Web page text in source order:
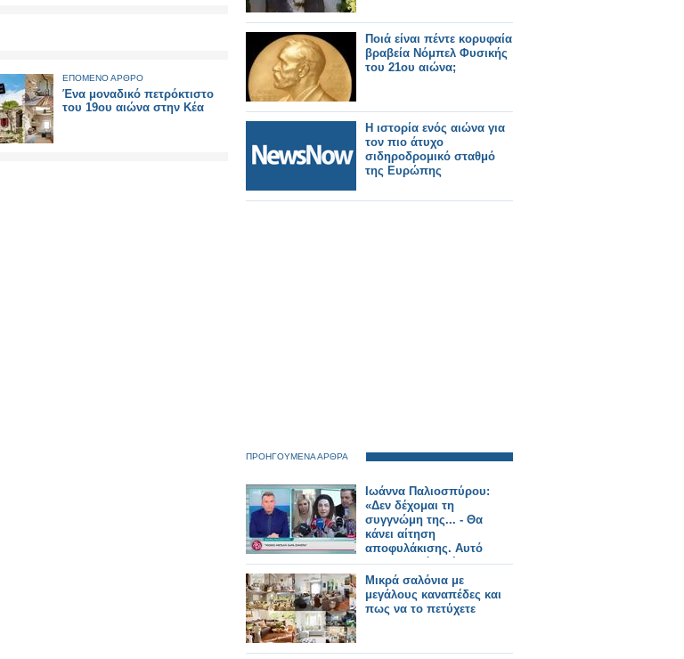
ΕΠΟΜΕΝΟ ΑΡΘΡΟ
Ένα μοναδικό πετρόκτιστο
του 19ου αιώνα στην Κέα
Ποιά είναι πέντε κορυφαία
βραβεία Νόμπελ Φυσικής
του 21ου αιώνα;
Η ιστορία ενός αιώνα για
τον πιο άτυχο
σιδηροδρομικό σταθμό
της Ευρώπης
ΠΡΟΗΓΟΥΜΕΝΑ ΑΡΘΡΑ
Ιωάννα Παλιοσπύρου:
«Δεν δέχομαι τη
συγγνώμη της... - Θα
κάνει αίτηση
αποφυλάκισης. Αυτό
πραγματικά με έχει
τρομάξει
Μικρά σαλόνια με
μεγάλους καναπέδες και
πως να το πετύχετε